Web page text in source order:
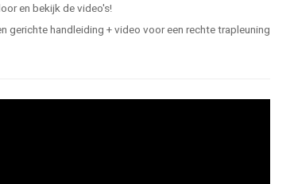
en bekijk de video's!
handleiding + video voor een rechte trapleuning